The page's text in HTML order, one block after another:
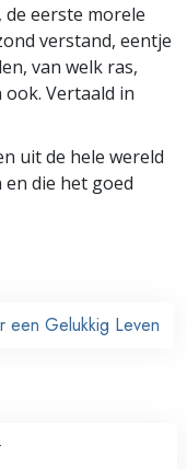
, de eerste morele
verstand, eentje
van welk ras,
Vertaald in
uit de hele wereld
die het goed
een Gelukkig Leven